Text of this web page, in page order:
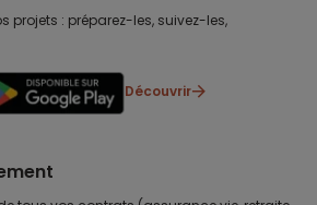
projets : préparez-les, suivez-les,
Découvrir